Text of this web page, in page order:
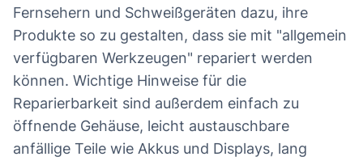
Fernsehern und Schweißgeräten dazu, ihre
Produkte so zu gestalten, dass sie mit "allgemein
verfügbaren Werkzeugen" repariert werden
können. Wichtige Hinweise für die
Reparierbarkeit sind außerdem einfach zu
öffnende Gehäuse, leicht austauschbare
anfällige Teile wie Akkus und Displays, lang